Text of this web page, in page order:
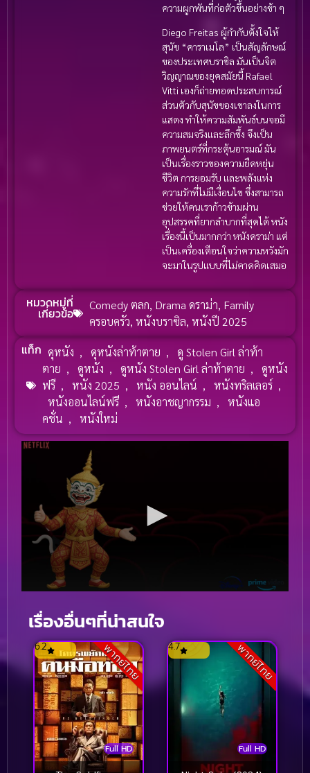
ความผูกพันที่ก่อตัวขึ้นอย่างช้า ๆ
Diego Freitas ผู้กำกับตั้งใจให้
สุนัข “คาราเมโล” เป็นสัญลักษณ์
ของประเทศบราซิล มันเป็นจิต
วิญญาณของยุคสมัยนี้ Rafael
Vitti เองก็ถ่ายทอดประสบการณ์
ส่วนตัวกับสุนัขของเขาลงในการ
แสดง ทำให้ความสัมพันธ์บนจอมี
ความสมจริงและลึกซึ้ง จึงเป็น
ภาพยนตร์ที่กระตุ้นอารมณ์ มัน
เป็นเรื่องราวของความยืดหยุ่น
ชีวิต การยอมรับ และพลังแห่ง
ความรักที่ไม่มีเงื่อนไข ซึ่งสามารถ
ช่วยให้คนเราก้าวข้ามผ่าน
อุปสรรคที่ยากลำบากที่สุดได้ หนัง
เรื่องนี้เป็นมากกว่า หนังดราม่า แต่
เป็นเครื่องเตือนใจว่าความหวังมัก
จะมาในรูปแบบที่ไม่คาดคิดเสมอ
หมวดหมู่ที่
เกี่ยวข้อ
Comedy ตลก, Drama ดราม่า, Family
ครอบครัว,หนังบราซิล,หนังปี 2025
แท็ก ดุหนัง , ดุหนังล่าท้าตาย ,
ดู Stolen Girl ล่าท้า
ตาย , ดูหนัง , ดูหนัง Stolen Girl ล่าท้าตาย ,
ดูหนัง
ฟรี , หนัง 2025 , หนัง ออนไลน์ , หนังทริลเลอร์ ,
หนังออนไลน์ฟรี , หนังอาชญากรรม ,
หนังแอ
คชั่น , หนังใหม่
เรื่องอื่นๆที่น่าสนใจ
พากย์ไทย
Full HD
6.2 พากย์ไทย
Full HD
4.7